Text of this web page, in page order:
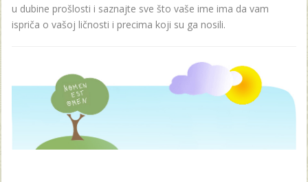
u dubine prošlosti i saznajte sve što vaše ime ima da vam
ispriča o vašoj ličnosti i precima koji su ga nosili.